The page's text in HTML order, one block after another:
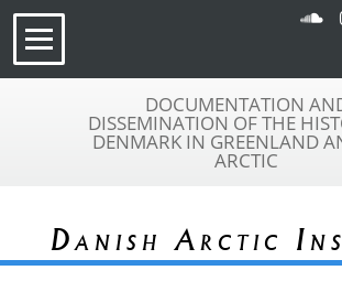
DOCUMENTATION
DISSEMINATION OF THE
DENMARK IN GREENLAND
ARCTIC
Danish Arctic